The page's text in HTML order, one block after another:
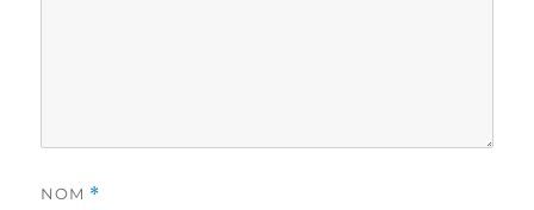
NOM *